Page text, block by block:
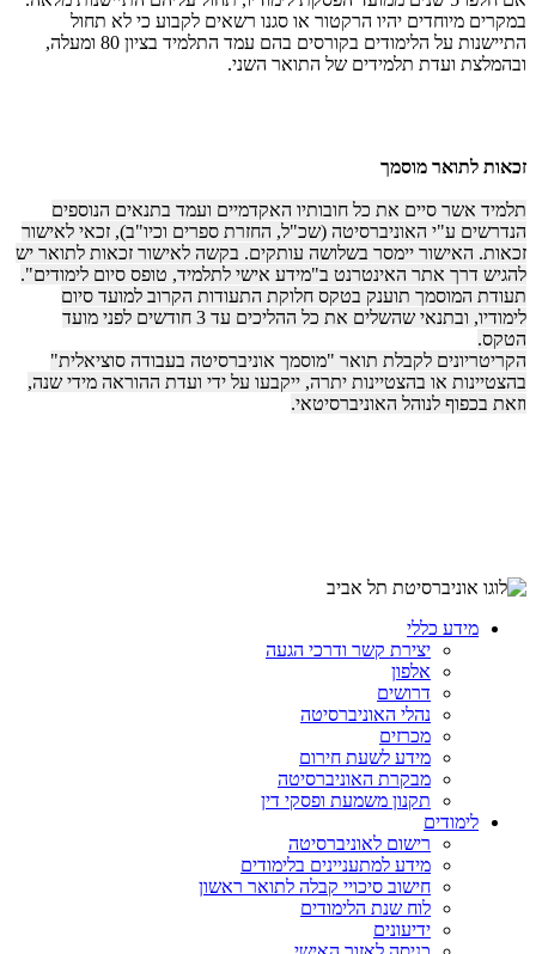
במקרים מיוחדים יהיו הרקטור או סגנו רשאים לקבוע כי לא תחול
התיישנות על הלימודים בקורסים בהם עמד התלמיד בציון 80 ומעלה,
ובהמלצת ועדת תלמידים של התואר השני.
זכאות לתואר מוסמך
תלמיד אשר סיים את כל חובותיו האקדמיים ועמד בתנאים הנוספים
הנדרשים ע"י האוניברסיטה (שכ"ל, החזרת ספרים וכיו"ב), זכאי לאישור
זכאות. האישור יימסר בשלושה עותקים. בקשה לאישור זכאות לתואר יש
להגיש דרך אתר האינטרנט ב"מידע אישי לתלמיד, טופס סיום לימודים".
תעודת המוסמך תוענק בטקס חלוקת התעודות הקרוב למועד סיום
לימודיו, ובתנאי שהשלים את כל ההליכים עד 3 חודשים לפני מועד
הטקס.
הקריטריונים לקבלת תואר "מוסמך אוניברסיטה בעבודה סוציאלית"
בהצטיינות או בהצטיינות יתרה, ייקבעו על ידי ועדת ההוראה מידי שנה,
וזאת בכפוף לנוהל האוניברסיטאי.
מידע כללי
יצירת קשר ודרכי הגעה
אלפון
דרושים
נהלי האוניברסיטה
מכרזים
מידע לשעת חירום
מבקרת האוניברסיטה
תקנון משמעת ופסקי דין
לימודים
רישום לאוניברסיטה
מידע למתעניינים בלימודים
חישוב סיכויי קבלה לתואר ראשון
לוח שנת הלימודים
ידיעונים